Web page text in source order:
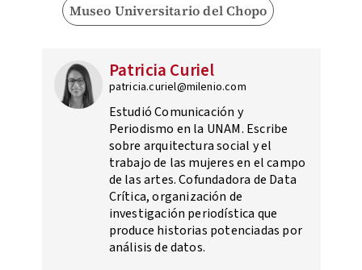
Museo Universitario del Chopo
Patricia Curiel
patricia.curiel@milenio.com
Estudió Comunicación y
Periodismo en la UNAM. Escribe
sobre arquitectura social y el
trabajo de las mujeres en el campo
de las artes. Cofundadora de Data
Crítica, organización de
investigación periodística que
produce historias potenciadas por
análisis de datos.